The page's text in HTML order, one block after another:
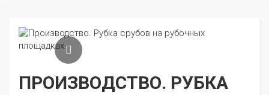
ПРОИЗВОДСТВО. РУБКА